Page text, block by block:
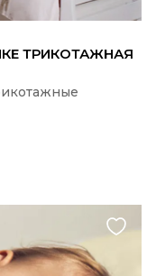
ТРИКОТАЖНАЯ